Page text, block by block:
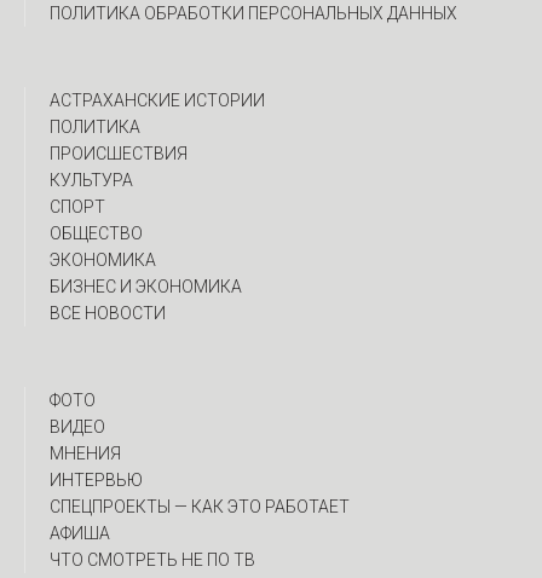
ПОЛИТИКА ОБРАБОТКИ ПЕРСОНАЛЬНЫХ ДАННЫХ
АСТРАХАНСКИЕ ИСТОРИИ
ПОЛИТИКА
ПРОИСШЕСТВИЯ
КУЛЬТУРА
СПОРТ
ОБЩЕСТВО
ЭКОНОМИКА
БИЗНЕС И ЭКОНОМИКА
ВСЕ НОВОСТИ
ФОТО
ВИДЕО
МНЕНИЯ
ИНТЕРВЬЮ
CПЕЦПРОЕКТЫ — КАК ЭТО РАБОТАЕТ
АФИША
ЧТО СМОТРЕТЬ НЕ ПО ТВ